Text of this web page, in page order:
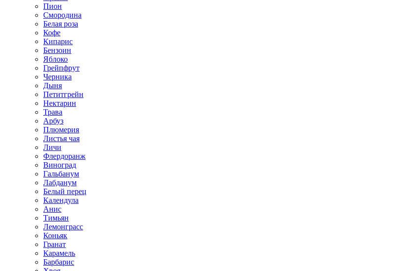
Пион
Смородина
Белая роза
Кофе
Кипарис
Бензоин
Яблоко
Грейпфрут
Черника
Дыня
Петитгрейн
Нектарин
Трава
Арбуз
Плюмерия
Листья чая
Личи
Флердоранж
Виноград
Гальбанум
Лабданум
Белый перец
Календула
Анис
Тимьян
Лемонграсс
Коньяк
Гранат
Карамель
Барбарис